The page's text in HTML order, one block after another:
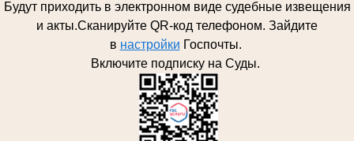
Будут приходить в электронном виде судебные извещения
и акты.Сканируйте QR-код телефоном. Зайдите
в настройки Госпочты.
Включите подписку на Суды.